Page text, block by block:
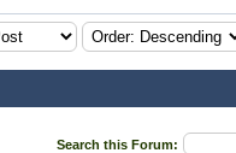
Search this Forum: